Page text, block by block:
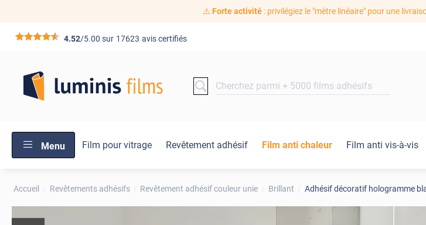
⚠️ Forte activité: privilégiez le "mètre linéaire" pour une
*****4.52/5.00 sur 17623 avis certifiés
Menu Film pour vitrage Revêtement adhésif Film anti chaleur Film anti vis-à-vis
Accueil Revêtements adhésifs Revêtement adhésif couleur unie Brillant Adhésif décoratif hologramme